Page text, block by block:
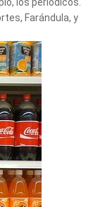
Farándula, y